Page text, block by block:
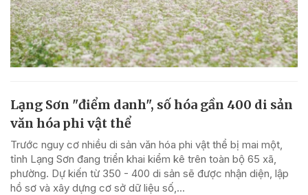
Lạng Sơn "điểm danh", số hóa gần 400 di sản
văn hóa phi vật thể
Trước nguy cơ nhiều di sản văn hóa phi vật thể bị mai một,
tỉnh Lạng Sơn đang triển khai kiểm kê trên toàn bộ 65 xã,
phường. Dự kiến từ 350 - 400 di sản sẽ được nhận diện, lập
hồ sơ và xây dựng cơ sở dữ liệu số,...